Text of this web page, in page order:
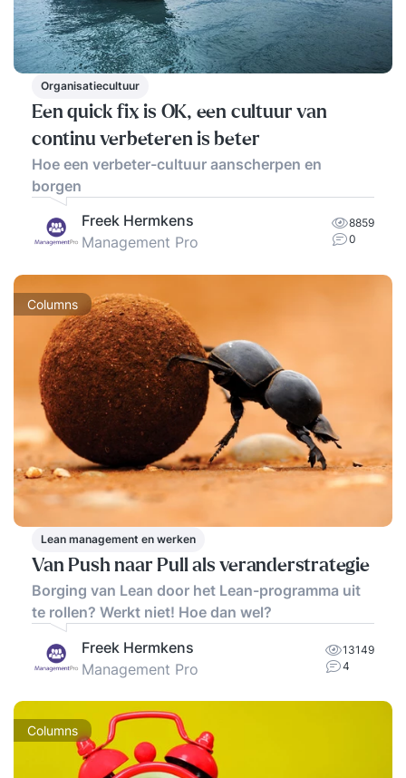
Organisatiecultuur
Een quick fix is OK, een cultuur van
continu verbeteren is beter
Hoe een verbeter-cultuur aanscherpen en
borgen
Freek Hermkens
Management Pro
8859
0
Columns
Lean management en werken
Van Push naar Pull als veranderstrategie
Borging van Lean door het Lean-programma uit
te rollen? Werkt niet! Hoe dan wel?
Freek Hermkens
Management Pro
13149
4
Columns